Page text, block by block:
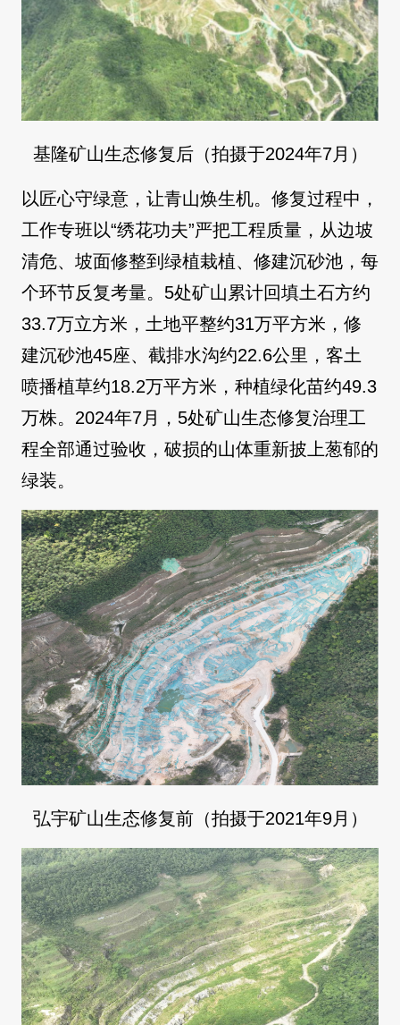
基隆矿山生态修复后（拍摄于2024年7月）
以匠心守绿意，让青山焕生机。修复过程中，
工作专班以“绣花功夫”严把工程质量，从边坡
清危、坡面修整到绿植栽植、修建沉砂池，每
个环节反复考量。5处矿山累计回填土石方约
33.7万立方米，土地平整约31万平方米，修
建沉砂池45座、截排水沟约22.6公里，客土
喷播植草约18.2万平方米，种植绿化苗约49.3
万株。2024年7月，5处矿山生态修复治理工
程全部通过验收，破损的山体重新披上葱郁的
绿装。
弘宇矿山生态修复前（拍摄于2021年9月）